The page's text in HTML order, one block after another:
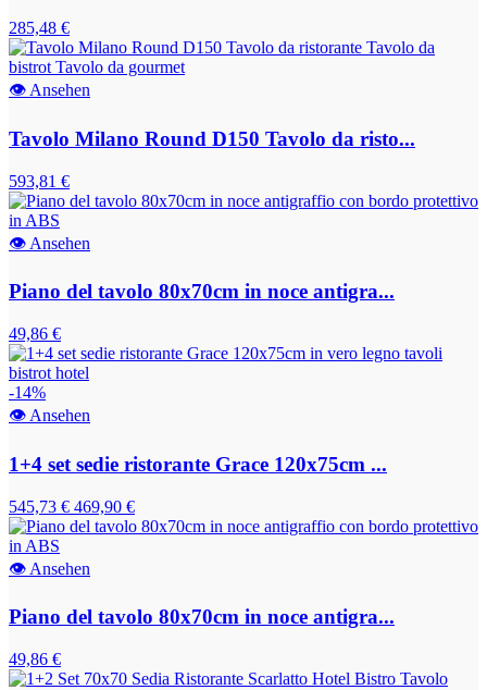
285,48 €
👁 Ansehen
Tavolo Milano Round D150 Tavolo da risto...
593,81 €
👁 Ansehen
Piano del tavolo 80x70cm in noce antigra...
49,86 €
-14%
👁 Ansehen
1+4 set sedie ristorante Grace 120x75cm ...
545,73 € 469,90 €
👁 Ansehen
Piano del tavolo 80x70cm in noce antigra...
49,86 €